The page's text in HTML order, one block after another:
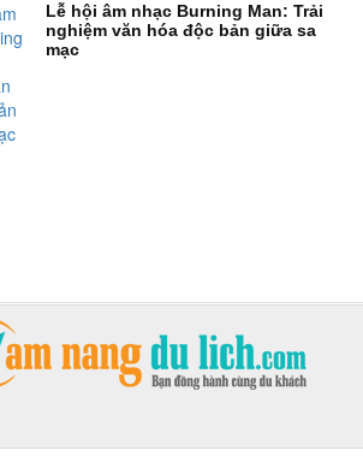
Lễ hội âm nhạc Burning Man: Trải
nghiệm văn hóa độc bản giữa sa
mạc